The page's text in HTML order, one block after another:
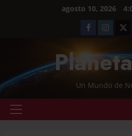
agosto 10, 2026
Un Mundo de